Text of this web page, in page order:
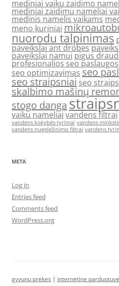
mediniai vaiku zaidimo
mediniai zaidimu nameliai
medinis namelis vaikams
meno kuriniai
nuorodu talpinimas
paveikslai ant drobes
paveikslai namui pigus
profesionalios seo paslaugos
seo optimizavimas seo
seo straipsniai seo
skalbimo mašinų
stogo danga
vaiku nameliai vandens filtrai
vandens kokybės tyrimai vandens
vandens nugeležinimo filtrai vandens
META
Log in
Entries feed
Comments feed
WordPress.org
gyvunu prekes | internetine parduotuve